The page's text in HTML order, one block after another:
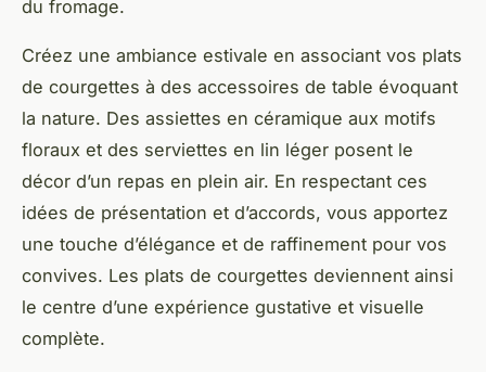
du fromage.
Créez une ambiance estivale en associant vos plats
de courgettes à des accessoires de table évoquant
la nature. Des assiettes en céramique aux motifs
floraux et des serviettes en lin léger posent le
décor d’un repas en plein air. En respectant ces
idées de présentation et d’accords, vous apportez
une touche d’élégance et de raffinement pour vos
convives. Les plats de courgettes deviennent ainsi
le centre d’une expérience gustative et visuelle
complète.